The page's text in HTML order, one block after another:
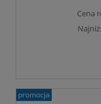
Cena
promocja